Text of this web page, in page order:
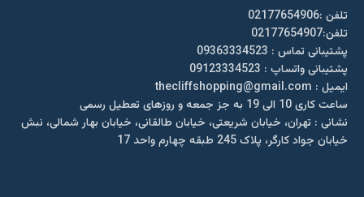
تلفن :02177654906
تلفن:02177654907
پشتیبانی تماس : 09363334523
پشتیبانی واتساپ : 09123334523
ايميل : thecliffshopping@gmail.com
ساعت کاری 10 الی 19 به جز جمعه و روزهای تعطیل رسمی
نشانی : تهران، خیابان شریعتی، خیابان طالقانی، خیابان بهار شمالی، نبش
خیابان جواد کارگر، پلاک 245 طبقه چهارم واحد 17